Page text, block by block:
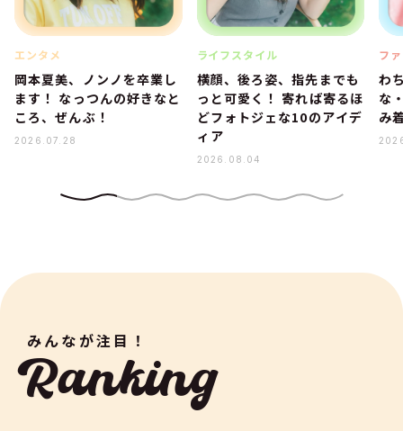
エンタメ
岡本夏美、ノンノを卒業し
ます！ なっつんの好きなと
ころ、ぜんぶ！
2026.07.28
ライフスタイル
横顔、後ろ姿、指先までも
っと可愛く！ 寄れば寄るほ
どフォトジェな10のアイデ
ィア
2026.08.04
フ
わ
な
み
みんなが注目！
Ranking